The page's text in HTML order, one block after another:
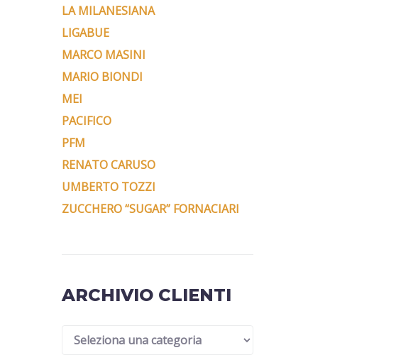
LA MILANESIANA
LIGABUE
MARCO MASINI
MARIO BIONDI
MEI
PACIFICO
PFM
RENATO CARUSO
UMBERTO TOZZI
ZUCCHERO “SUGAR” FORNACIARI
ARCHIVIO CLIENTI